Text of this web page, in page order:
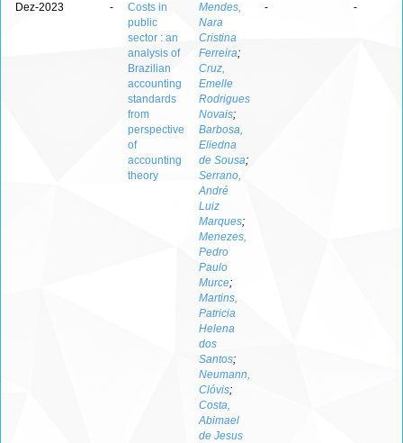
Dez-2023 -
Costs in
public
sector : an
analysis of
Brazilian
accounting
standards
from
perspective
of
accounting
theory
Mendes,
Nara
Cristina
Ferreira;
Cruz,
Emelle
Rodrigues
Novais;
Barbosa,
Eliedna
de Sousa;
Serrano,
André
Luiz
Marques;
Menezes,
Pedro
Paulo
Murce;
Martins,
Patricia
Helena
dos
Santos;
Neumann,
Clóvis;
Costa,
Abimael
de Jesus
- -